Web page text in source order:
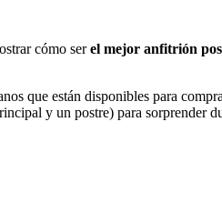
cómo serel mejor anfitrión
que están disponibles para
y un postre) para sorprender